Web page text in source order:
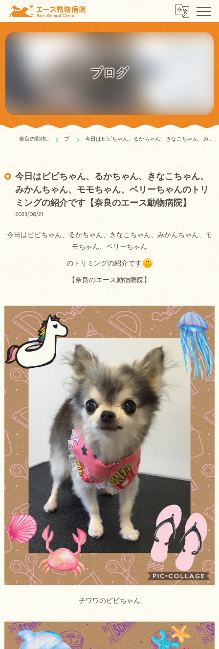
ブログ
奈良の動物病院はエース動物病院 ブログ 今日はビビちゃん、るかちゃん、きなこちゃん、みかんちゃん、モモちゃん、ベリーちゃんのトリミングの紹介です【奈良のエース動物病院】
今日はビビちゃん、るかちゃん、きなこちゃん、
みかんちゃん、モモちゃん、ベリーちゃんのトリ
ミングの紹介です【奈良のエース動物病院】
2023/08/21
今日はビビちゃん、るかちゃん、きなこちゃん、みかんちゃん、モ
モちゃん、ベリーちゃん
のトリミングの紹介です
【奈良のエース動物病院】
チワワのビビちゃん